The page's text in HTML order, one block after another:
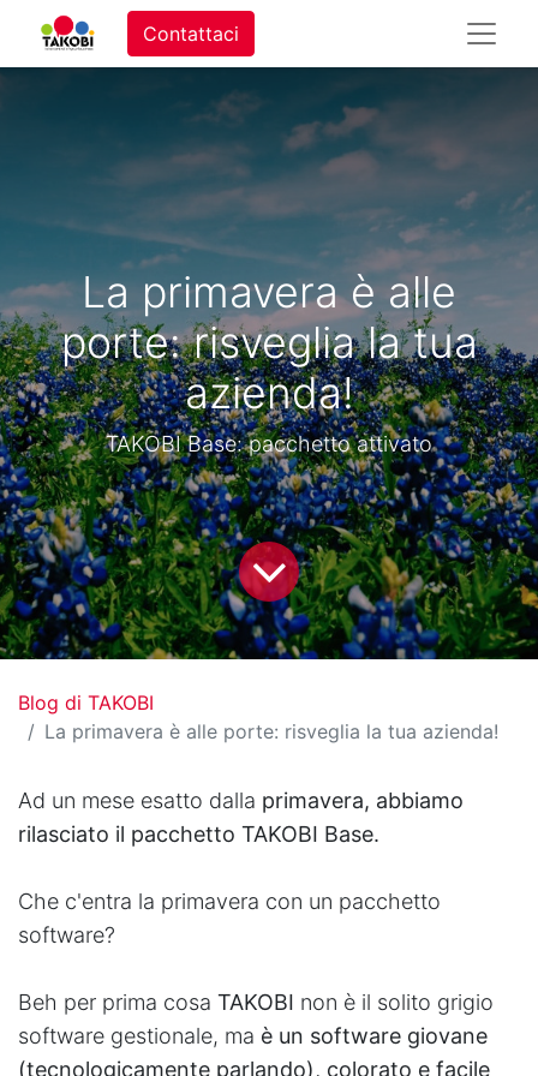
Contattaci
La primavera è alle
porte: risveglia la tua
azienda!
TAKOBI Base: pacchetto attivato
Blog di TAKOBI
La primavera è alle porte: risveglia la tua azienda!
Ad un mese esatto dalla primavera, abbiamo
rilasciato il pacchetto TAKOBI Base.
Che c'entra la primavera con un pacchetto
software?
Beh per prima cosa TAKOBI non è il solito grigio
software gestionale, ma è un software giovane
(tecnologicamente parlando), colorato e facile